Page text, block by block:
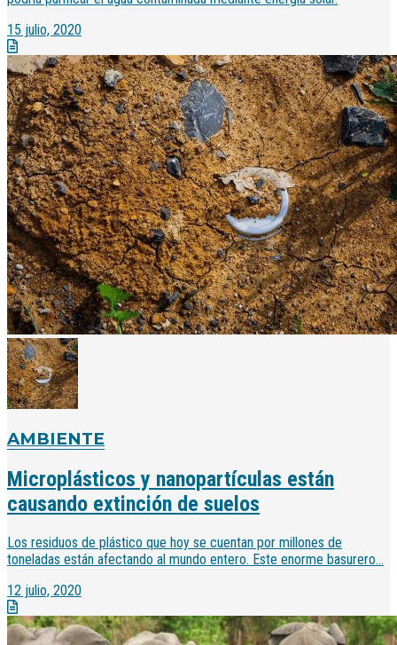
15 julio, 2020
AMBIENTE
Microplásticos y nanopartículas están
causando extinción de suelos
Los residuos de plástico que hoy se cuentan por millones de
toneladas están afectando al mundo entero. Este enorme basurero...
12 julio, 2020